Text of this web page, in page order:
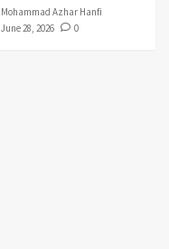
Mohammad Azhar Hanfi
June 28, 2026
0